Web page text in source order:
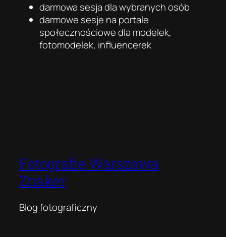
darmowa sesja dla wybranych osób
darmowe sesje na portale
społecznościowe dla modelek,
fotomodelek, influencerek
Fotografie Warszawa
Znaker
Blog fotograficzny